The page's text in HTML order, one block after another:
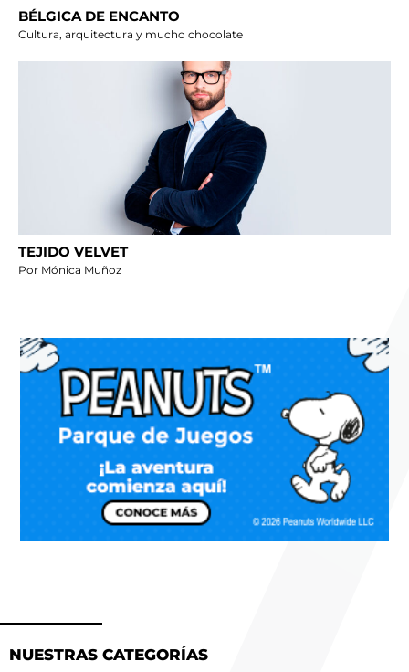
BÉLGICA DE ENCANTO
Cultura, arquitectura y mucho chocolate
TEJIDO VELVET
Por Mónica Muñoz
NUESTRAS CATEGORÍAS